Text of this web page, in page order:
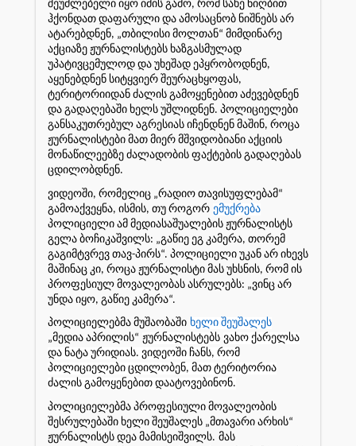
შეუძლებელი იყო იმის გამო, რომ სახე ნიღბით
ჰქონდათ დაფარული და ამოსაცნობ ნიშნებს არ
ატარებდნენ, „თბილისი მოლთან“ მიმდინარე
აქციაზე ჟურნალისტებს ხაზგასმულად
უპატივცემულოდ და უხეშად ეპყრობოდნენ,
აყენებდნენ სიტყვიერ შეურაცხყოფას,
ტერიტორიიდან ძალის გამოყენებით აძევებდნენ
და გადაღებაში ხელს უშლიდნენ. პოლიციელები
განსაკუთრებულ აგრესიას იჩენდნენ მაშინ, როცა
ჟურნალისტები მათ მიერ მშვიდობიანი აქციის
მონაწილეებზე ძალადობის ფაქტების გადაღებას
ცდილობდნენ.
ვიდეოში, რომელიც „რადიო თავისუფლებამ“
გამოაქვეყნა, ისმის, თუ როგორ ემუქრება
პოლიციელი ამ მედიასაშუალების ჟურნალისტს
გელა ბოჩიკაშვილს: „გაწიე ეგ კამერა, თორემ
გაგიმტვრევ თავ-პირს“. პოლიციელი უკან არ იხევს
მაშინაც კი, როცა ჟურნალისტი მას უხსნის, რომ ის
პროფესიულ მოვალეობას ასრულებს: „ვინც არ
უნდა იყო, გაწიე კამერა“.
პოლიციელებმა მუშაობაში ხელი შეუშალეს
„მედია აპრილის“ ჟურნალისტებს ვახო ქარელსა
და ნატა ურიდიას. ვიდეოში ჩანს, რომ
პოლიციელები ცდილობენ, მათ ტერიტორია
ძალის გამოყენებით დაატოვებინონ.
პოლიციელებმა პროფესიული მოვალეობის
შესრულებაში ხელი შეუშალეს „მთავარი არხის“
ჟურნალისტს დეა მამისეიშვილს. მას